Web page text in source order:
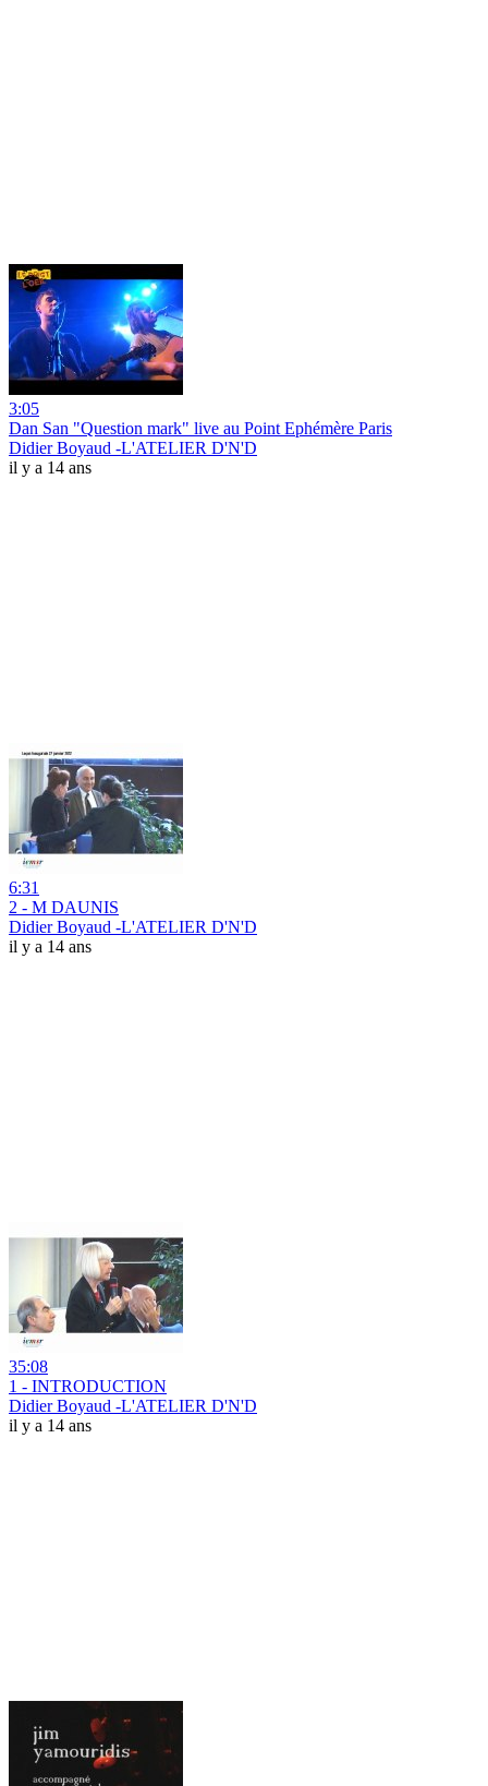
3:05
Dan San "Question mark" live au Point Ephémère Paris
Didier Boyaud -L'ATELIER D'N'D
il y a 14 ans
6:31
2 - M DAUNIS
Didier Boyaud -L'ATELIER D'N'D
il y a 14 ans
35:08
1 - INTRODUCTION
Didier Boyaud -L'ATELIER D'N'D
il y a 14 ans